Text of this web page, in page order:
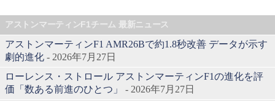
アストンマーティンF1チーム 最新ニュース
アストンマーティンF1 AMR26Bで約1.8秒改善 データが示す
劇的進化 - 2026年7月27日
ローレンス・ストロール アストンマーティンF1の進化を評
価「数ある前進のひとつ」
- 2026年7月27日